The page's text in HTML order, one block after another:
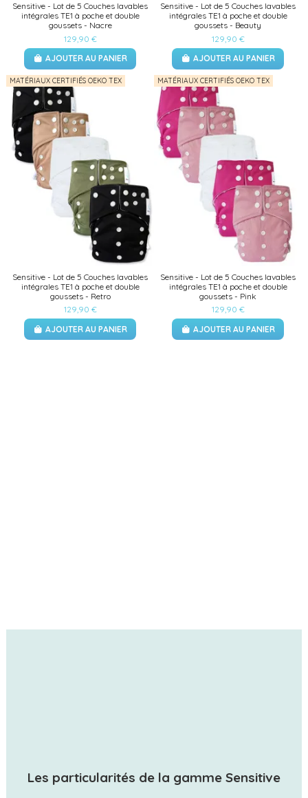
Sensitive - Lot de 5 Couches lavables
intégrales TE1 à poche et double
goussets - Nacre
129,90 €
AJOUTER AU PANIER
Sensitive - Lot de 5 Couches lavables
intégrales TE1 à poche et double
goussets - Beauty
129,90 €
AJOUTER AU PANIER
MATÉRIAUX CERTIFIÉS OEKO TEX
Sensitive - Lot de 5 Couches lavables
intégrales TE1 à poche et double
goussets - Retro
129,90 €
AJOUTER AU PANIER
MATÉRIAUX CERTIFIÉS OEKO TEX
Sensitive - Lot de 5 Couches lavables
intégrales TE1 à poche et double
goussets - Pink
129,90 €
AJOUTER AU PANIER
Les particularités de la gamme Sensitive